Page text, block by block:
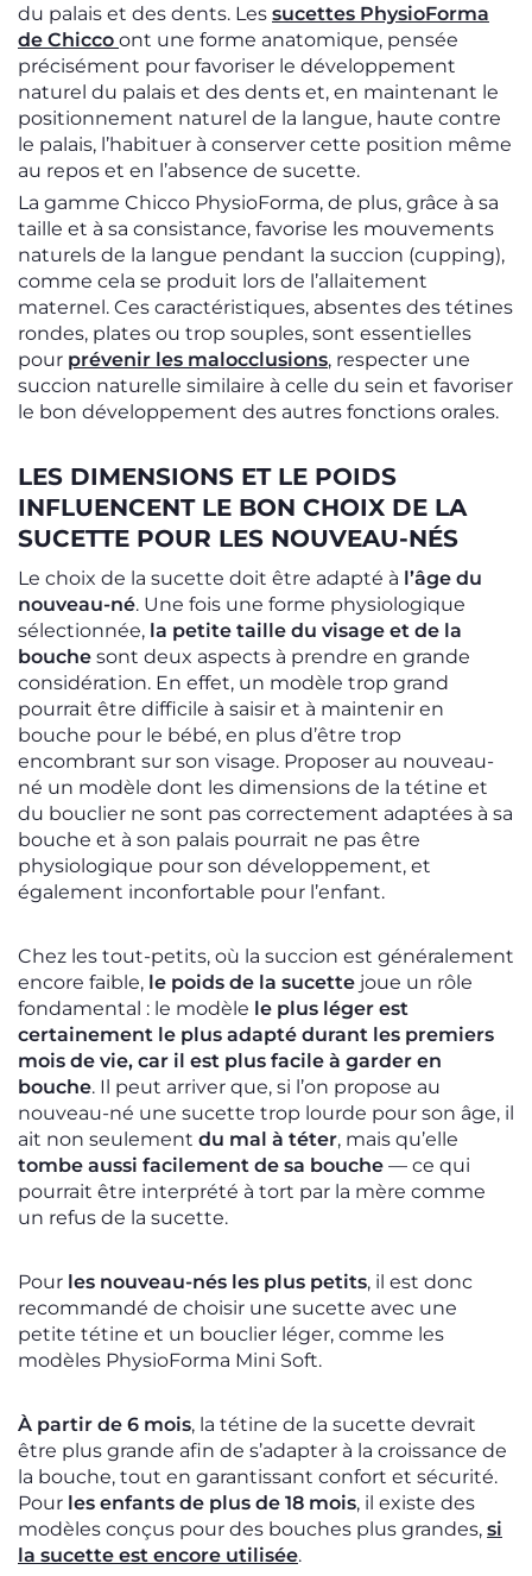
du palais et des dents. Les sucettes PhysioForma
de Chicco ont une forme anatomique, pensée
précisément pour favoriser le développement
naturel du palais et des dents et, en maintenant le
positionnement naturel de la langue, haute contre
le palais, l’habituer à conserver cette position même
au repos et en l’absence de sucette.
La gamme Chicco PhysioForma, de plus, grâce à sa
taille et à sa consistance, favorise les mouvements
naturels de la langue pendant la succion (cupping),
comme cela se produit lors de l’allaitement
maternel. Ces caractéristiques, absentes des tétines
rondes, plates ou trop souples, sont essentielles
pour prévenir les malocclusions, respecter une
succion naturelle similaire à celle du sein et favoriser
le bon développement des autres fonctions orales.
LES DIMENSIONS ET LE POIDS
INFLUENCENT LE BON CHOIX DE LA
SUCETTE POUR LES NOUVEAU-NÉS
Le choix de la sucette doit être adapté à l’âge du
nouveau-né. Une fois une forme physiologique
sélectionnée, la petite taille du visage et de la
bouche sont deux aspects à prendre en grande
considération. En effet, un modèle trop grand
pourrait être difficile à saisir et à maintenir en
bouche pour le bébé, en plus d’être trop
encombrant sur son visage. Proposer au nouveau-
né un modèle dont les dimensions de la tétine et
du bouclier ne sont pas correctement adaptées à sa
bouche et à son palais pourrait ne pas être
physiologique pour son développement, et
également inconfortable pour l’enfant.
Chez les tout-petits, où la succion est généralement
encore faible, le poids de la sucette joue un rôle
fondamental : le modèle le plus léger est
certainement le plus adapté durant les premiers
mois de vie, car il est plus facile à garder en
bouche. Il peut arriver que, si l’on propose au
nouveau-né une sucette trop lourde pour son âge, il
ait non seulement du mal à téter, mais qu’elle
tombe aussi facilement de sa bouche — ce qui
pourrait être interprété à tort par la mère comme
un refus de la sucette.
Pour les nouveau-nés les plus petits, il est donc
recommandé de choisir une sucette avec une
petite tétine et un bouclier léger, comme les
modèles PhysioForma Mini Soft.
À partir de 6 mois, la tétine de la sucette devrait
être plus grande afin de s’adapter à la croissance de
la bouche, tout en garantissant confort et sécurité.
Pour les enfants de plus de 18 mois, il existe des
modèles conçus pour des bouches plus grandes, si
la sucette est encore utilisée.